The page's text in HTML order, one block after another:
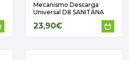
Mecanismo Descarga
Universal D8 SANITANA
23,90€